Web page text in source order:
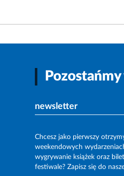
newsletter
Chcesz jako pierwszy
weekendowych
wygrywanie książek oraz
festiwale? Zapisz się do